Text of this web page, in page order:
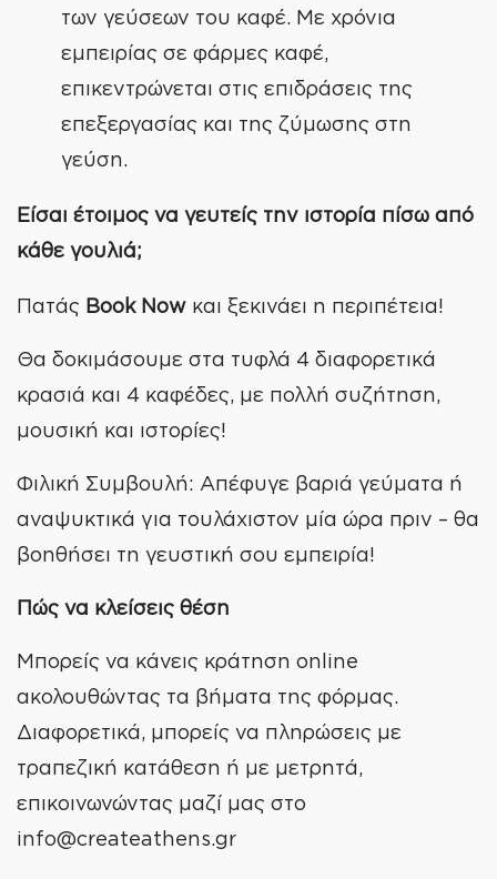
των γεύσεων του καφέ. Με χρόνια
εμπειρίας σε φάρμες καφέ,
επικεντρώνεται στις επιδράσεις της
επεξεργασίας και της ζύμωσης στη
γεύση.
Είσαι έτοιμος να γευτείς την ιστορία πίσω από
κάθε γουλιά;
Πατάς Book Now και ξεκινάει η περιπέτεια!
Θα δοκιμάσουμε στα τυφλά 4 διαφορετικά
κρασιά και 4 καφέδες, με πολλή συζήτηση,
μουσική και ιστορίες!
Φιλική Συμβουλή: Απέφυγε βαριά γεύματα ή
αναψυκτικά για τουλάχιστον μία ώρα πριν – θα
βοηθήσει τη γευστική σου εμπειρία!
Πώς να κλείσεις θέση
Μπορείς να κάνεις κράτηση online
ακολουθώντας τα βήματα της φόρμας.
Διαφορετικά, μπορείς να πληρώσεις με
τραπεζική κατάθεση ή με μετρητά,
επικοινωνώντας μαζί μας στο
info@createathens.gr